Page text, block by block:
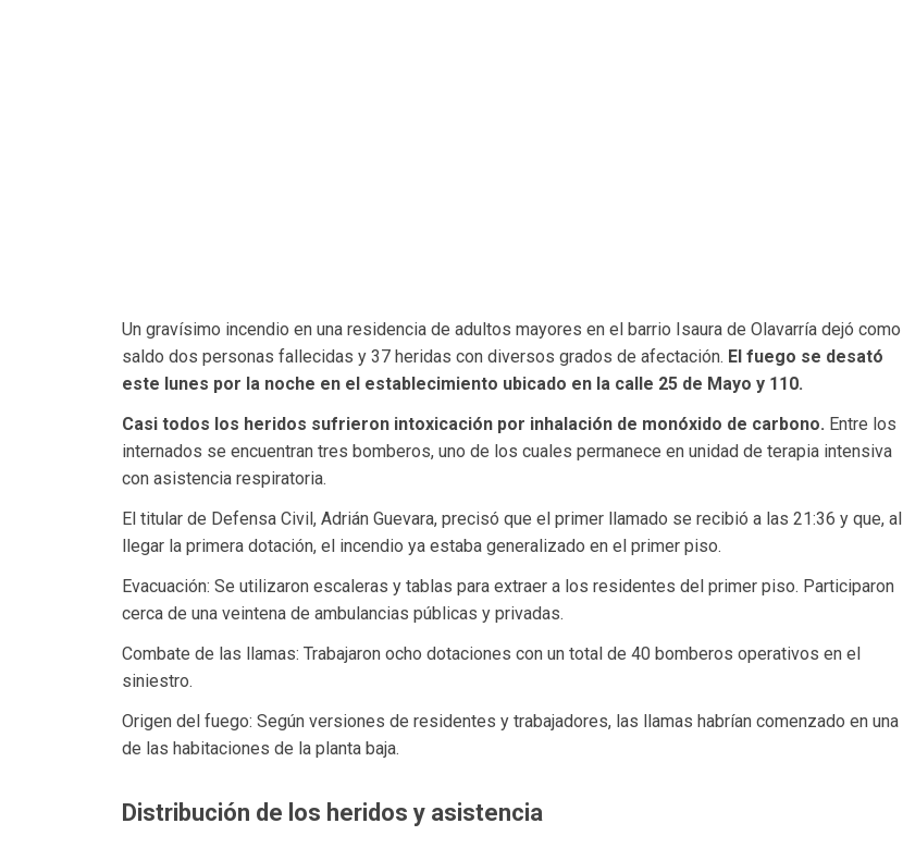
Un gravísimo incendio en una residencia de adultos mayores en el barrio Isaura de Olavarría dejó como
saldo dos personas fallecidas y 37 heridas con diversos grados de afectación. El fuego se desató
este lunes por la noche en el establecimiento ubicado en la calle 25 de Mayo y 110.
Casi todos los heridos sufrieron intoxicación por inhalación de monóxido de carbono. Entre los
internados se encuentran tres bomberos, uno de los cuales permanece en unidad de terapia intensiva
con asistencia respiratoria.
El titular de Defensa Civil, Adrián Guevara, precisó que el primer llamado se recibió a las 21:36 y que, al
llegar la primera dotación, el incendio ya estaba generalizado en el primer piso.
Evacuación: Se utilizaron escaleras y tablas para extraer a los residentes del primer piso. Participaron
cerca de una veintena de ambulancias públicas y privadas.
Combate de las llamas: Trabajaron ocho dotaciones con un total de 40 bomberos operativos en el
siniestro.
Origen del fuego: Según versiones de residentes y trabajadores, las llamas habrían comenzado en una
de las habitaciones de la planta baja.
Distribución de los heridos y asistencia